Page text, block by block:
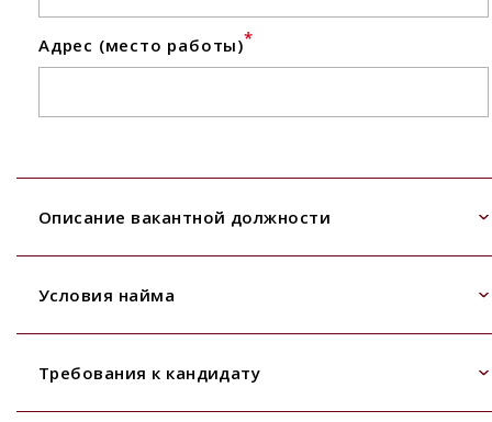
Адрес (место работы)*
Описание вакантной должности
Условия найма
Требования к кандидату